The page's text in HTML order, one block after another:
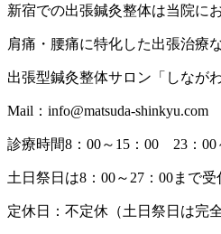
新宿での出張鍼灸整体は当院に
肩痛・腰痛に特化した出張治療
出張型鍼灸整体サロン「しなが
Mail ： info@matsuda-shinkyu.com
診療時間8 ： 00～15 ： 00 23 ： 00
土日祭日は8 ： 00～ 27 ： 00まで受
定休日：不定休（土日祭日は完